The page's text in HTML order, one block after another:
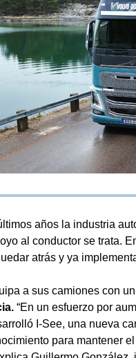
años la industria
al conductor se trata.
atrás y ya
a sus camiones con
“En un esfuerzo por
I-See, una nueva
para mantener